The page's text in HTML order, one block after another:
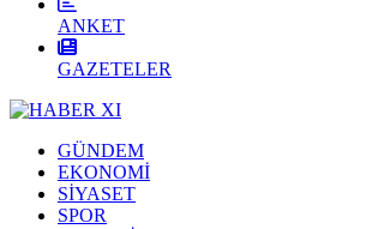
ANKET
GAZETELER
GÜNDEM
EKONOMİ
SİYASET
SPOR